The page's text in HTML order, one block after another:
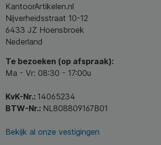
KantoorArtikelen.nl
Nijverheidsstraat 10-12
6433 JZ Hoensbroek
Nederland
Te bezoeken (op afspraak):
Ma - Vr: 08:30 - 17:00u
KvK-Nr.: 14065234
BTW-Nr.: NL808809167B01
Bekijk al onze vestigingen